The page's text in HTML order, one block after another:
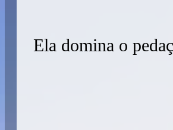
Ela domina o